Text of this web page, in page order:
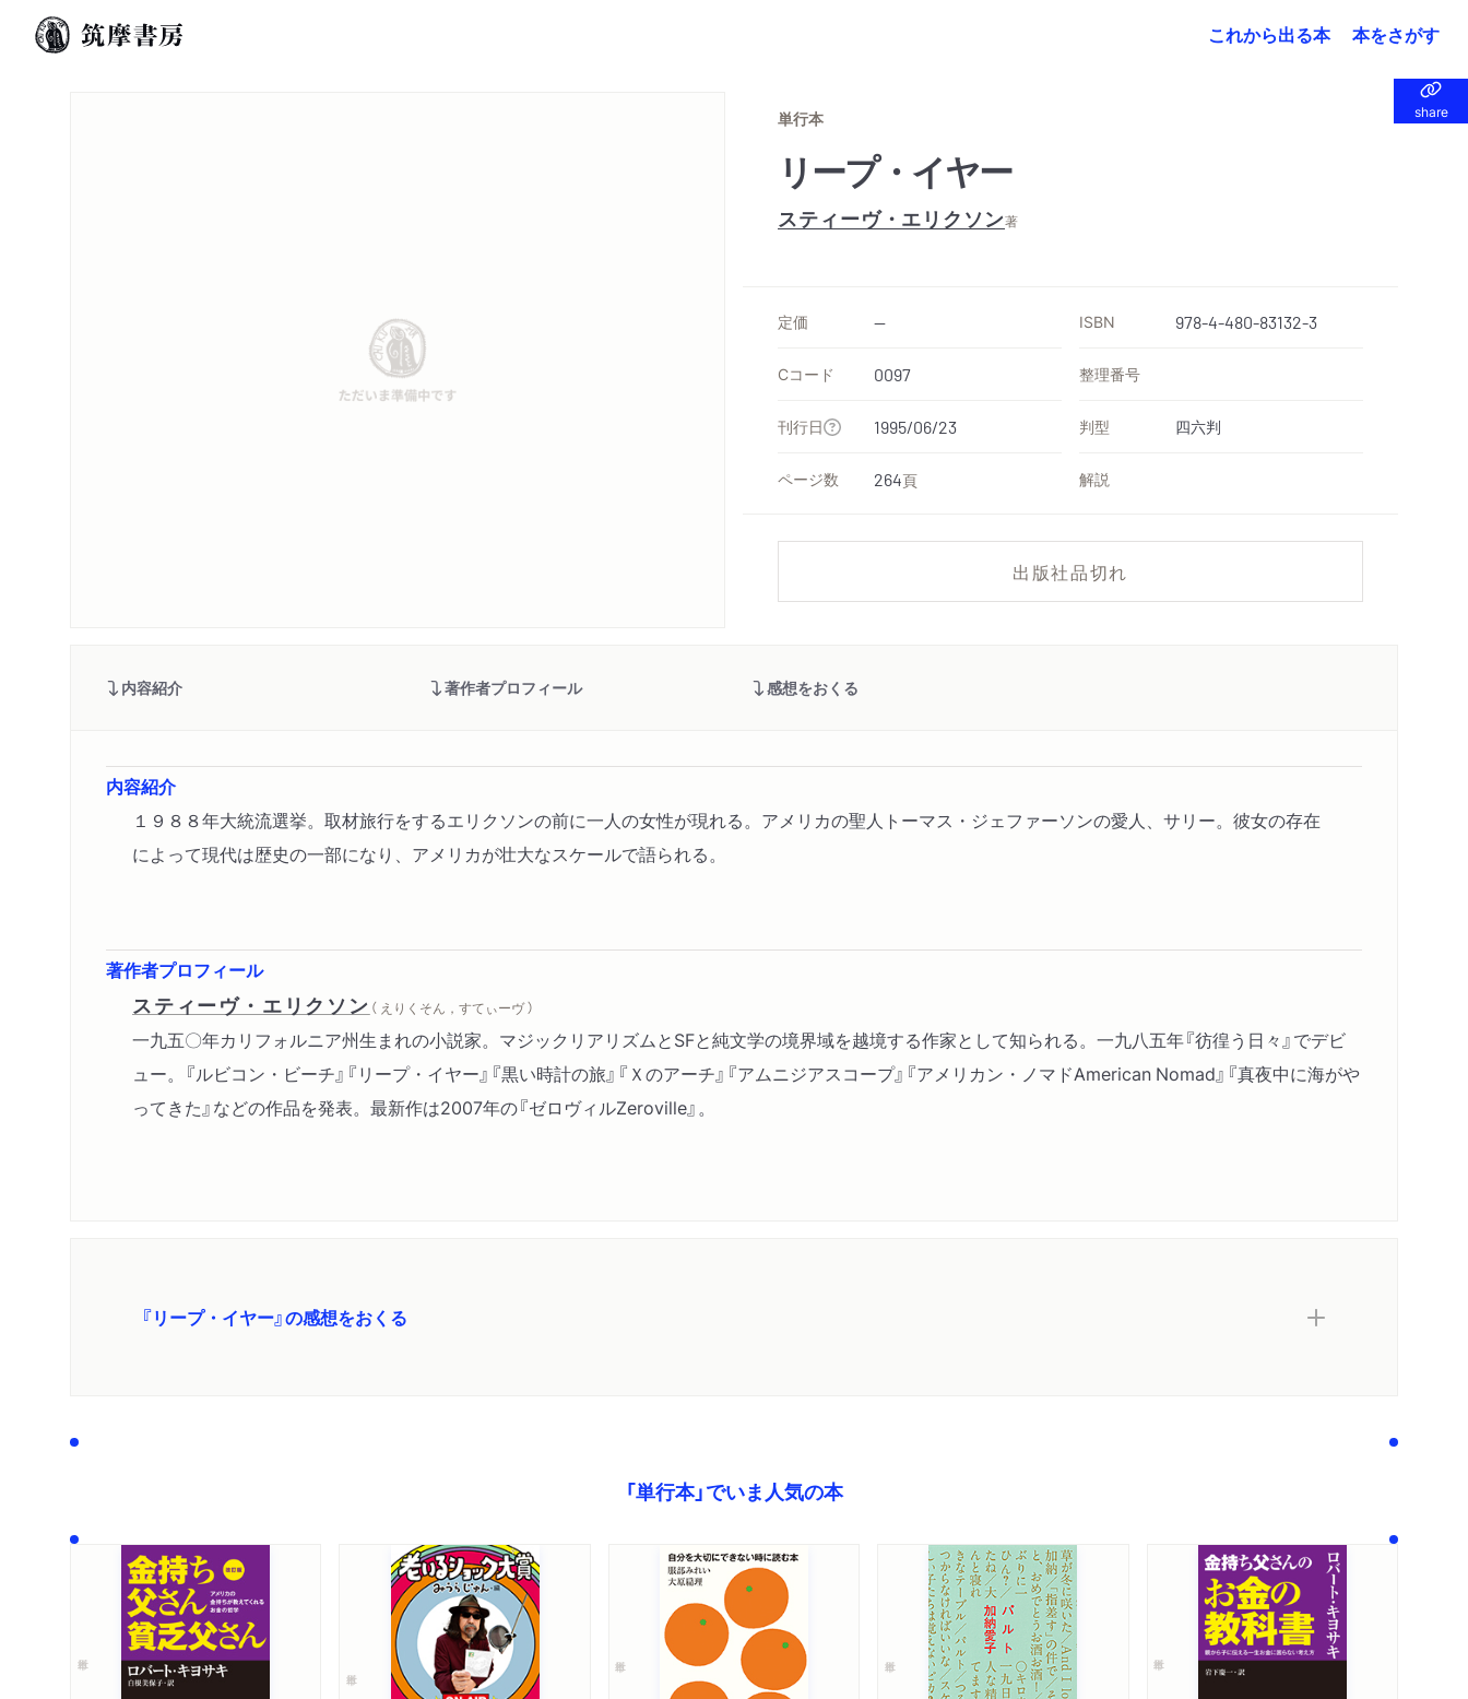
これから出る本 本をさがす
share
share
単行本
リープ・イヤー
スティーヴ・エリクソン著
定価 -- ISBN 978-4-480-83132-3
Cコード 0097 整理番号
刊行日 1995/06/23 判型 四六判
ページ数 264頁 解説
出版社品切れ
内容紹介 著作者プロフィール 感想をおくる
内容紹介
１９８８年大統流選挙。取材旅行をするエリクソンの前に一人の女性が現れる。アメリカの聖人トーマス・ジェファーソンの愛人、サリー。彼女の存在
によって現代は歴史の一部になり、アメリカが壮大なスケールで語られる。
著作者プロフィール
スティーヴ・エリクソン （ えりくそん，すてぃーヴ ）
一九五〇年カリフォルニア州生まれの小説家。マジックリアリズムとSFと純文学の境界域を越境する作家として知られる。一九八五年『彷徨う日々』でデビ
ュー。『ルビコン・ビーチ』『リープ・イヤー』『黒い時計の旅』『Ｘのアーチ』『アムニジアスコープ』『アメリカン・ノマドAmerican Nomad』『真夜中に海がや
ってきた』などの作品を発表。最新作は2007年の『ゼロヴィルZeroville』。
『リープ・イヤー』の感想をおくる
「単行本」でいま人気の本